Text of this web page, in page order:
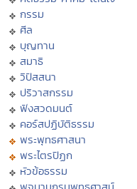
กรรม
ศีล
บุญทาน
สมาธิ
วิปัสสนา
ปริวาสกรรม
ฟังสวดมนต์
คอร์สปฏิบัติธรรม
พระพุทธศาสนา
พระไตรปิฏก
หัวข้อธรรม